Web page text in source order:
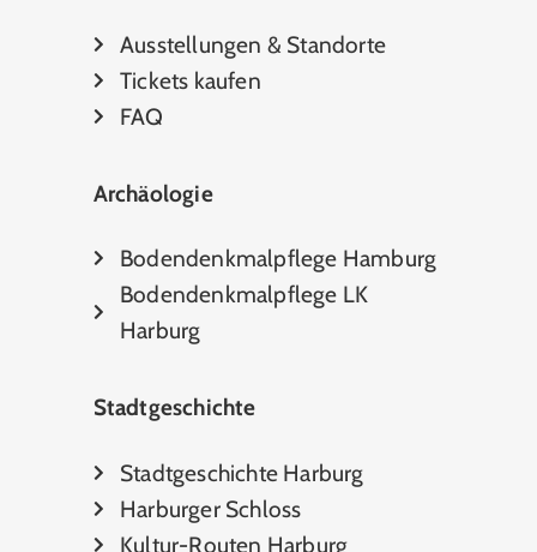
Ausstellungen & Standorte
Tickets kaufen
FAQ
Archäologie
Bodendenkmalpflege Hamburg
Bodendenkmalpflege LK
Harburg
Stadtgeschichte
Stadtgeschichte Harburg
Harburger Schloss
Kultur-Routen Harburg